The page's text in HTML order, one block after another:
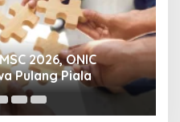
Brugge:
Belgia